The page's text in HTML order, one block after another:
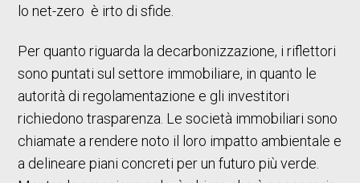
lo net-zero è irto di sfide.
Per quanto riguarda la decarbonizzazione, i riflettori
sono puntati sul settore immobiliare, in quanto le
autorità di regolamentazione e gli investitori
richiedono trasparenza. Le società immobiliari sono
chiamate a rendere noto il loro impatto ambientale e
a delineare piani concreti per un futuro più verde.